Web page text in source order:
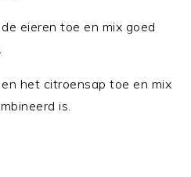
eieren toe en mix goed
het citroensap toe en mix
is.